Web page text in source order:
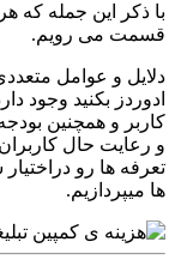
با ذکر این جمله که
قسمت می رویم.
دلایل و عوامل
ادوردز بکنید وجود
کاربر و همچنین
و رعایت حال
تعرفه ها رو
ها میپردازیم.